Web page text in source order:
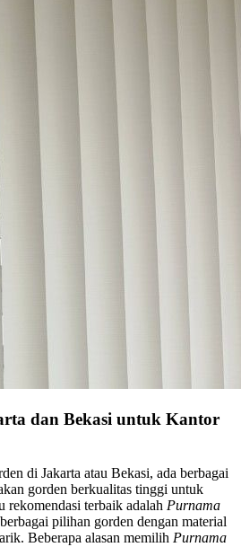
dan Bekasi untuk Kantor
di Jakarta atau Bekasi, ada berbagai
gorden berkualitas tinggi untuk
rekomendasi terbaik adalah Purnama
pilihan gorden dengan material
Beberapa alasan memilih Purnama